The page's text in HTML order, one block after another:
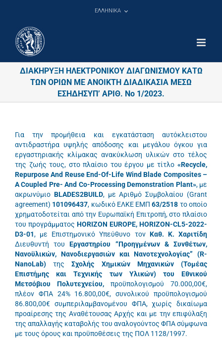
ΕΛΛΗΝΙΚΑ
ΔΙΑΚΗΡΥΞΗ ΗΛΕΚΤΡΟΝΙΚΟΥ ΔΙΑΓΩΝΙΣΜΟΥ ΚΑΤΩ
ΤΩΝ ΟΡΙΩΝ ΜΕ ΑΝΟΙΚΤΗ ΔΙΑΔΙΚΑΣΙΑ ΜΕΣΩ
ΕΣΗΔΗΣΥΠ’ ΑΡΙΘ. Νο 1/2023.
Για την προμήθεια και εγκατάσταση αυτόκλειστου
αντιδραστήρα υψηλής απόδοσης και μεγάλου όγκου για
εργαστηριακής κλίμακας ανακύκλωση υλικών στο τέλος
της ζωής τους, στο πλαίσιο του έργου με τίτλο «Recycle,
Repurpose And Reuse End-Of-Life Wind Blade Composites –
A Coupled Pre- And Co-Processing Demonstration Plant», με
ακρωνύμιο BLADES2BUILD, με Αριθμό Συμβολαίου (Grant
agreement) 101096437, κωδικό ΕΛΚΕ ΕΜΠ63/2518 το οποίο
χρηματοδοτείται από την Ευρωπαϊκή Επιτροπή, στο πλαίσιο
του προγράμματος HORIZON EUROPE, HORIZON-CL5-2022-
D3-01, με Επιστημονικό Υπεύθυνο τον Καθ. Κ. Χαριτίδη
Διευθυντή τουΕργαστηρίου “Προηγμένων & Συνθέτων,
Νανοϋλικών, Νανοδιεργασιών και Νανοτεχνολογίας” (R-
NanoLab) τηςΣχολής Χημικών Μηχανικών (Τομέας
Επιστήμης και Τεχνικής των Υλικών) του Εθνικού
Μετσόβιου Πολυτεχνείου, προϋπολογισμού 70.000,00€,
πλέον ΦΠΑ 24% 16.800,00€, συνολικού προϋπολογισμού
86.800,00€ συμπεριλαμβανομένου ΦΠΑ, χωρίς δικαίωμα
προαίρεσης της Αναθέτουσας Αρχής και με την επιφύλαξη
της απαλλαγής καταβολής του αναλογούντος ΦΠΑ σύμφωνα
με τους όρους και προϋποθέσεις της ΠΟΛ 1128/1997.